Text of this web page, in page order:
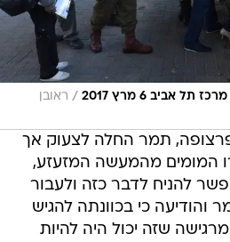
אביב 6 מרץ 2017 / ראובן
תמר החלה לצעוק אך
המומים מהמעשה המזעזע,
להניח לדבר כזה ולעבור
כי בכוונתה להגיש
שזה יכול היה להיות